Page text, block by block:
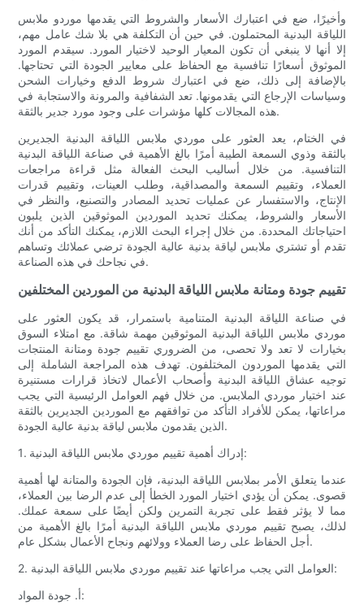
وأخيرًا، ضع في اعتبارك الأسعار والشروط التي يقدمها موردو ملابس
اللياقة البدنية المحتملون. في حين أن التكلفة هي بلا شك عامل مهم،
إلا أنها لا ينبغي أن تكون المعيار الوحيد لاختيار المورد. سيقدم المورد
الموثوق أسعارًا تنافسية مع الحفاظ على معايير الجودة التي تحتاجها.
بالإضافة إلى ذلك، ضع في اعتبارك شروط الدفع وخيارات الشحن
وسياسات الإرجاع التي يقدمونها. تعد الشفافية والمرونة والاستجابة في
هذه المجالات كلها مؤشرات على وجود مورد جدير بالثقة.
في الختام، يعد العثور على موردي ملابس اللياقة البدنية الجديرين
بالثقة وذوي السمعة الطيبة أمرًا بالغ الأهمية في صناعة اللياقة البدنية
التنافسية. من خلال أساليب البحث الفعالة مثل قراءة مراجعات
العملاء، وتقييم السمعة والمصداقية، وطلب العينات، وتقييم قدرات
الإنتاج، والاستفسار عن عمليات تحديد المصادر والتصنيع، والنظر في
الأسعار والشروط، يمكنك تحديد الموردين الموثوقين الذين يلبون
احتياجاتك المحددة. من خلال إجراء البحث اللازم، يمكنك التأكد من أنك
تقدم أو تشتري ملابس لياقة بدنية عالية الجودة ترضي عملائك وتساهم
في نجاحك في هذه الصناعة.
تقييم جودة ومتانة ملابس اللياقة البدنية من الموردين المختلفين
في صناعة اللياقة البدنية المتنامية باستمرار، قد يكون العثور على
موردي ملابس اللياقة البدنية الموثوقين مهمة شاقة. مع امتلاء السوق
بخيارات لا تعد ولا تحصى، من الضروري تقييم جودة ومتانة المنتجات
التي يقدمها الموردون المختلفون. تهدف هذه المراجعة الشاملة إلى
توجيه عشاق اللياقة البدنية وأصحاب الأعمال لاتخاذ قرارات مستنيرة
عند اختيار موردي الملابس. من خلال فهم العوامل الرئيسية التي يجب
مراعاتها، يمكن للأفراد التأكد من توافقهم مع الموردين الجديرين بالثقة
الذين يقدمون ملابس لياقة بدنية عالية الجودة.
1. إدراك أهمية تقييم موردي ملابس اللياقة البدنية:
عندما يتعلق الأمر بملابس اللياقة البدنية، فإن الجودة والمتانة لها أهمية
قصوى. يمكن أن يؤدي اختيار المورد الخطأ إلى عدم الرضا بين العملاء،
مما لا يؤثر فقط على تجربة التمرين ولكن أيضًا على سمعة عملك.
لذلك، يصبح تقييم موردي ملابس اللياقة البدنية أمرًا بالغ الأهمية من
أجل الحفاظ على رضا العملاء وولائهم ونجاح الأعمال بشكل عام.
2. العوامل التي يجب مراعاتها عند تقييم موردي ملابس اللياقة البدنية:
أ. جودة المواد: